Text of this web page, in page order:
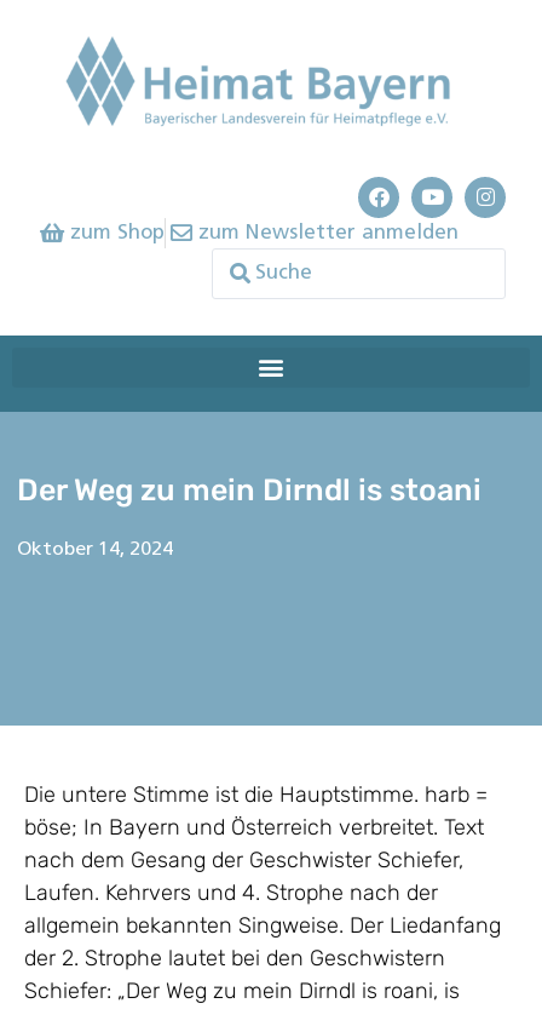
zum Shop zum Newsletter anmelden
Der Weg zu mein Dirndl is stoani
Oktober 14, 2024
Die untere Stimme ist die Hauptstimme. harb =
böse; In Bayern und Österreich verbreitet. Text
nach dem Gesang der Geschwister Schiefer,
Laufen. Kehrvers und 4. Strophe nach der
allgemein bekannten Singweise. Der Liedanfang
der 2. Strophe lautet bei den Geschwistern
Schiefer: „Der Weg zu mein Dirndl is roani, is